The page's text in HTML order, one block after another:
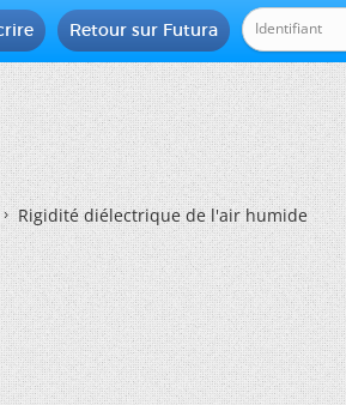
Retour sur Futura
Rigidité diélectrique de l'air humide